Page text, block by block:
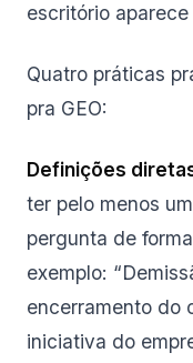
escritório
Quatro práticas
pra GEO:
Definições
ter pelo menos
pergunta de
exemplo:
encerramento do
iniciativa do